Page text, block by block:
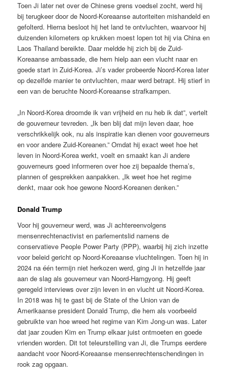
Toen Ji later net over de Chinese grens voedsel zocht, werd hij
bij terugkeer door de Noord-Koreaanse autoriteiten mishandeld en
gefolterd. Hierna besloot hij het land te ontvluchten, waarvoor hij
duizenden kilometers op krukken moest lopen tot hij via China en
Laos Thailand bereikte. Daar meldde hij zich bij de Zuid-
Koreaanse ambassade, die hem hielp aan een vlucht naar en
goede start in Zuid-Korea. Ji’s vader probeerde Noord-Korea later
op dezelfde manier te ontvluchten, maar werd betrapt. Hij stierf in
een van de beruchte Noord-Koreaanse strafkampen.
„In Noord-Korea droomde ik van vrijheid en nu heb ik dat”, vertelt
de gouverneur tevreden. „Ik ben blij dat mijn leven daar, hoe
verschrikkelijk ook, nu als inspiratie kan dienen voor gouverneurs
en voor andere Zuid-Koreanen.” Omdat hij exact weet hoe het
leven in Noord-Korea werkt, voelt en smaakt kan Ji andere
gouverneurs goed informeren over hoe zij bepaalde thema’s,
plannen of gesprekken aanpakken. „Ik weet hoe het regime
denkt, maar ook hoe gewone Noord-Koreanen denken.”
Donald Trump
Voor hij gouverneur werd, was Ji achtereenvolgens
mensenrechtenactivist en parlementslid namens de
conservatieve People Power Party (PPP), waarbij hij zich inzette
voor beleid gericht op Noord-Koreaanse vluchtelingen. Toen hij in
2024 na één termijn niet herkozen werd, ging Ji in hetzelfde jaar
aan de slag als gouverneur van Noord-Hamgyong. Hij geeft
geregeld interviews over zijn leven in en vlucht uit Noord-Korea.
In 2018 was hij te gast bij de State of the Union van de
Amerikaanse president Donald Trump, die hem als voorbeeld
gebruikte van hoe wreed het regime van Kim Jong-un was. Later
dat jaar zouden Kim en Trump elkaar juist ontmoeten en goede
vrienden worden. Dit tot teleurstelling van Ji, die Trumps eerdere
aandacht voor Noord-Koreaanse mensenrechtenschendingen in
rook zag opgaan.